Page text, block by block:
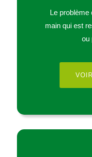
Le problème
main qui est
ou